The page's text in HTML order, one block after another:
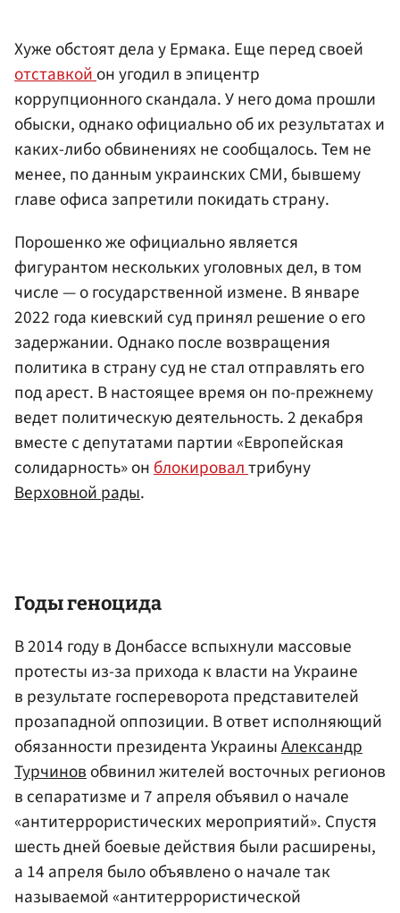
Хуже обстоят дела у Ермака. Еще перед своей
отставкойон угодил в эпицентр
коррупционного скандала. У него дома прошли
обыски, однако официально об их результатах и
каких-либо обвинениях не сообщалось. Тем не
менее, по данным украинских СМИ, бывшему
главе офиса запретили покидать страну.
Порошенко же официально является
фигурантом нескольких уголовных дел, в том
числе — о государственной измене. В январе
2022 года киевский суд принял решение о его
задержании. Однако после возвращения
политика в страну суд не стал отправлять его
под арест. В настоящее время он по-прежнему
ведет политическую деятельность. 2 декабря
вместе с депутатами партии «Европейская
солидарность» онблокировалтрибуну
Верховной рады.
Годы геноцида
В 2014 году в Донбассе вспыхнули массовые
протесты из-за прихода к власти на Украине
в результате госпереворота представителей
прозападной оппозиции. В ответ исполняющий
обязанности президента УкраиныАлександр
Турчиновобвинил жителей восточных регионов
в сепаратизме и 7 апреля объявил о начале
«антитеррористических мероприятий». Спустя
шесть дней боевые действия были расширены,
а 14 апреля было объявлено о начале так
называемой «антитеррористической